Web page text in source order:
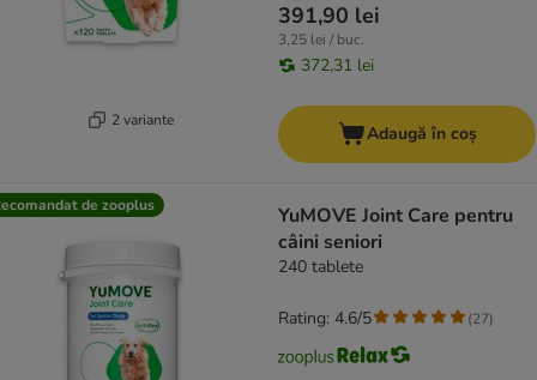
2 variante
391,90 lei
3,25 lei / buc.
372,31 lei
Adaugă în coș
de zooplus
YuMOVE Joint Care pentru
câini seniori
240 tablete
Rating: 4.6/5 (27)